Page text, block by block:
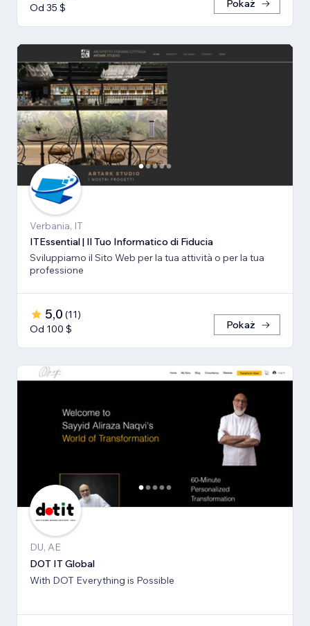
Od 35 $
Pokaż
Verbania, IT
ITEssential | Il Tuo Informatico di Fiducia
Sviluppiamo il Sito Web per la tua attività o per la tua
professione
5,0 (11)
Od 100 $
Pokaż
DU, AE
DOT IT Global
With DOT Everything is Possible